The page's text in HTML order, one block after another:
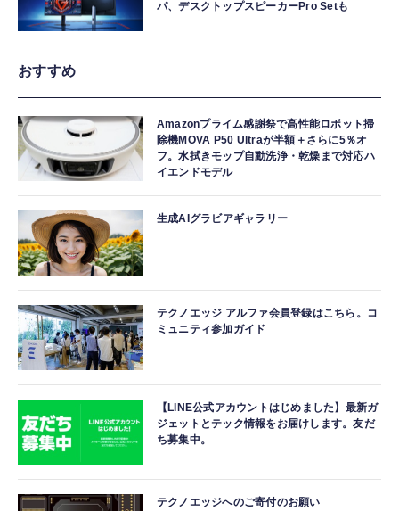
パ、デスクトップスピーカーPro Setも
おすすめ
Amazonプライム感謝祭で高性能ロボット掃
除機MOVA P50 Ultraが半額＋さらに5％オ
フ。水拭きモップ自動洗浄・乾燥まで対応ハ
イエンドモデル
生成AIグラビアギャラリー
テクノエッジ アルファ会員登録はこちら。コ
ミュニティ参加ガイド
【LINE公式アカウントはじめました】最新ガ
ジェットとテック情報をお届けします。友だ
ち募集中。
テクノエッジへのご寄付のお願い